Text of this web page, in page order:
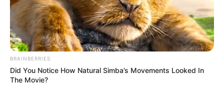
BRAINBERRIES
Did You Notice How Natural Simba’s Movements Looked In
The Movie?